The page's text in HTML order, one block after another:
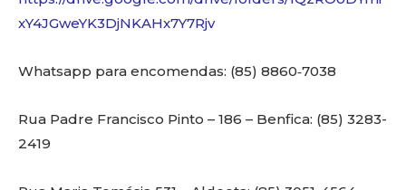
xY4JGweYK3DjNKAHx7Y7Rjv
Whatsapp para encomendas: (‪85) 8860‑7038‬
Rua Padre Francisco Pinto – 186 – Benfica: (85) 3283-
2419